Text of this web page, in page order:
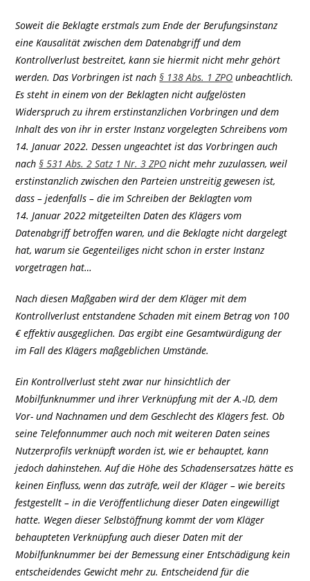
Soweit die Beklagte erstmals zum Ende der Berufungsinstanz
eine Kausalität zwischen dem Datenabgriff und dem
Kontrollverlust bestreitet, kann sie hiermit nicht mehr gehört
werden. Das Vorbringen ist nach§ 138 Abs. 1 ZPO unbeachtlich.
Es steht in einem von der Beklagten nicht aufgelösten
Widerspruch zu ihrem erstinstanzlichen Vorbringen und dem
Inhalt des von ihr in erster Instanz vorgelegten Schreibens vom
14. Januar 2022. Dessen ungeachtet ist das Vorbringen auch
nach§ 531 Abs. 2 Satz 1 Nr. 3 ZPO nicht mehr zuzulassen, weil
erstinstanzlich zwischen den Parteien unstreitig gewesen ist,
dass – jedenfalls – die im Schreiben der Beklagten vom
14. Januar 2022 mitgeteilten Daten des Klägers vom
Datenabgriff betroffen waren, und die Beklagte nicht dargelegt
hat, warum sie Gegenteiliges nicht schon in erster Instanz
vorgetragen hat…
Nach diesen Maßgaben wird der dem Kläger mit dem
Kontrollverlust entstandene Schaden mit einem Betrag von 100
€ effektiv ausgeglichen. Das ergibt eine Gesamtwürdigung der
im Fall des Klägers maßgeblichen Umstände.
Ein Kontrollverlust steht zwar nur hinsichtlich der
Mobilfunknummer und ihrer Verknüpfung mit der A.-ID, dem
Vor- und Nachnamen und dem Geschlecht des Klägers fest. Ob
seine Telefonnummer auch noch mit weiteren Daten seines
Nutzerprofils verknüpft worden ist, wie er behauptet, kann
jedoch dahinstehen. Auf die Höhe des Schadensersatzes hätte es
keinen Einfluss, wenn das zuträfe, weil der Kläger – wie bereits
festgestellt – in die Veröffentlichung dieser Daten eingewilligt
hatte. Wegen dieser Selbstöffnung kommt der vom Kläger
behaupteten Verknüpfung auch dieser Daten mit der
Mobilfunknummer bei der Bemessung einer Entschädigung kein
entscheidendes Gewicht mehr zu. Entscheidend für die